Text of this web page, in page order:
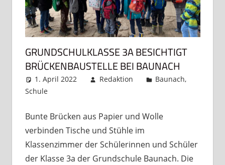
GRUNDSCHULKLASSE 3A BESICHTIGT
BRÜCKENBAUSTELLE BEI BAUNACH
1. April 2022 Redaktion Baunach,
Schule
Bunte Brücken aus Papier und Wolle
verbinden Tische und Stühle im
Klassenzimmer der Schülerinnen und Schüler
der Klasse 3a der Grundschule Baunach. Die